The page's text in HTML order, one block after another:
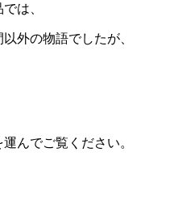
は、
外の物語でしたが、
んでご覧ください。